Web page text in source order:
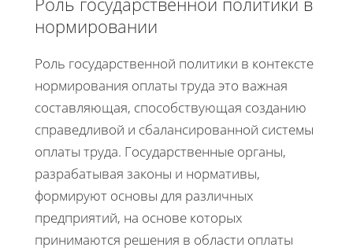
нормировании
Роль государственной политики в контексте
нормирования оплаты труда это важная
составляющая, способствующая созданию
справедливой и сбалансированной системы
оплаты труда. Государственные органы,
разрабатывая законы и нормативы,
формируют основы для различных
предприятий, на основе которых
принимаются решения в области оплаты